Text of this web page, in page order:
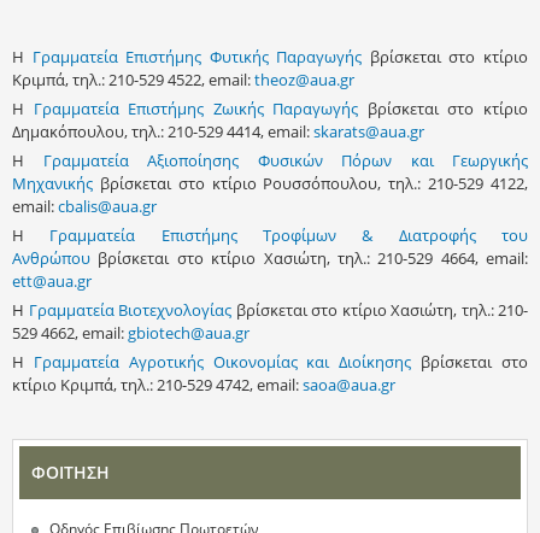
Η Γραμματεία Επιστήμης Φυτικής Παραγωγής βρίσκεται στο κτίριο
Κριμπά, τηλ.: 210-529 4522, email:theoz@aua.gr
Η Γραμματεία Επιστήμης Ζωικής Παραγωγής βρίσκεται στο κτίριο
Δημακόπουλου, τηλ.: 210-529 4414, email:skarats@aua.gr
Η Γραμματεία Αξιοποίησης Φυσικών Πόρων και Γεωργικής
Μηχανικής βρίσκεται στο κτίριο Ρουσσόπουλου, τηλ.: 210-529 4122,
email:cbalis@aua.gr
H Γραμματεία Επιστήμης Τροφίμων & Διατροφής του
Ανθρώπου βρίσκεται στο κτίριο Χασιώτη, τηλ.: 210-529 4664, email:
ett@aua.gr
Η Γραμματεία Βιοτεχνολογίας βρίσκεται στο κτίριο Χασιώτη, τηλ.: 210-
529 4662, email:gbiotech@aua.gr
Η Γραμματεία Αγροτικής Οικονομίας και Διοίκησης βρίσκεται στο
κτίριο Κριμπά, τηλ.: 210-529 4742, email:saoa@aua.gr
ΦΟΙΤΗΣΗ
Οδηγός Επιβίωσης Πρωτοετών